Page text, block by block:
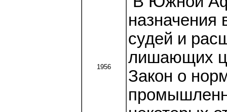
1956
назначения
судей и
лишающих
Закон о